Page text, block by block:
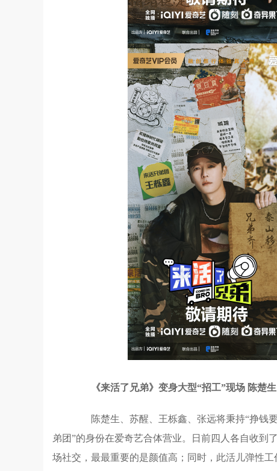
《来活了兄弟》变身大型“招工”现场 陈楚
陈楚生、苏醒、王栎鑫、张远将秉持“挣钱要
弟团”的身份在爱奇艺合体营业。日前四人各自收到
场社交，最最重要的是颜值高；同时，此活儿弹性